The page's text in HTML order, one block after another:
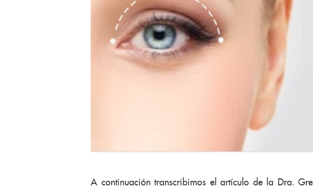
A continuación transcribimos el artículo de la Dra.